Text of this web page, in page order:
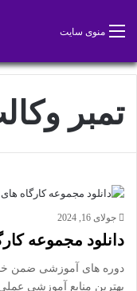
منوی سایت
تمبر
جولای 16, 2024
دانلود مجموعه
دوره های آموزشی ضمن
بهترین منابع آموزشی